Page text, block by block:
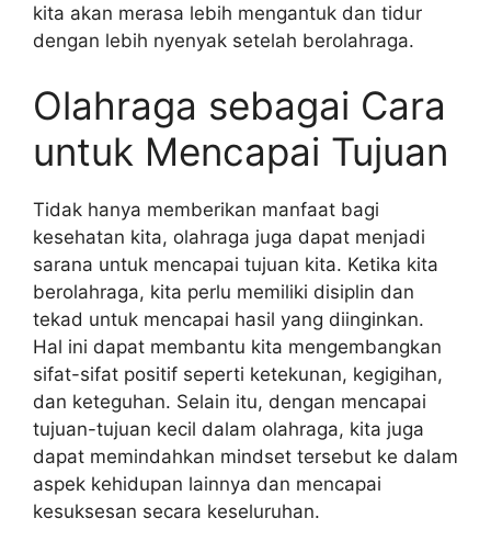
kita akan merasa lebih mengantuk dan tidur
dengan lebih nyenyak setelah berolahraga.
Olahraga sebagai Cara
untuk Mencapai Tujuan
Tidak hanya memberikan manfaat bagi
kesehatan kita, olahraga juga dapat menjadi
sarana untuk mencapai tujuan kita. Ketika kita
berolahraga, kita perlu memiliki disiplin dan
tekad untuk mencapai hasil yang diinginkan.
Hal ini dapat membantu kita mengembangkan
sifat-sifat positif seperti ketekunan, kegigihan,
dan keteguhan. Selain itu, dengan mencapai
tujuan-tujuan kecil dalam olahraga, kita juga
dapat memindahkan mindset tersebut ke dalam
aspek kehidupan lainnya dan mencapai
kesuksesan secara keseluruhan.